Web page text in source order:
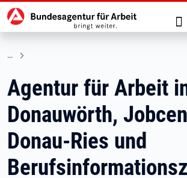
zu den Hauptinhalten springen
Hauptnavigation
Agentur für Arbeit
Donauwörth,
Donau-Ries und